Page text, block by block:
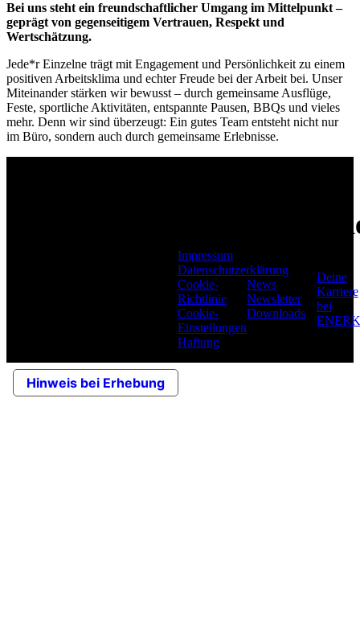
Bei uns steht ein freundschaftlicher Umgang im Mittelpunkt –
geprägt von gegenseitigem Vertrauen, Respekt und
Wertschätzung.
Jede*r Einzelne trägt mit Engagement und Persönlichkeit zu einem
positiven Arbeitsklima und echter Freude bei der Arbeit bei. Unser
Miteinander stärken wir bewusst – durch gemeinsame Ausflüge,
Feste, sportliche Aktivitäten, entspannte Pausen, BBQs und vieles
mehr. Denn wir sind überzeugt: Ein gutes Team entsteht nicht nur
im Büro, sondern auch durch gemeinsame Erlebnisse.
Impressum
Datenschutzerklärung
Cookie-
Richtlinie
Cookie-
Einstellungen
Haftung
News
Newsletter
Downloads
Deine
Karriere
bei
Hinweis bei Erhebung